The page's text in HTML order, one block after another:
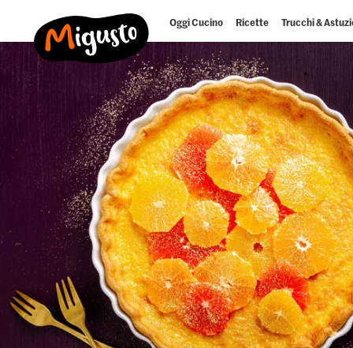
Oggi Cucino Ricette Trucchi &